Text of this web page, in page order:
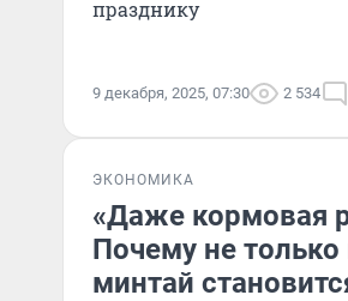
празднику
9 декабря, 2025, 07:30 2 534
ЭКОНОМИКА
«Даже кормовая
Почему не только
минтай